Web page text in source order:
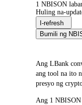
1 NBISON
Huling na-
I-refresh
Bumili ng
Ang LBank
ang tool na ito
presyo ng
Ang 1 NBISON